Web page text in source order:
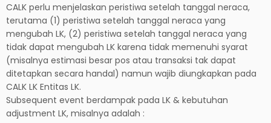
CALK perlu menjelaskan peristiwa setelah tanggal neraca,
terutama (1) peristiwa setelah tanggal neraca yang
mengubah LK, (2) peristiwa setelah tanggal neraca yang
tidak dapat mengubah LK karena tidak memenuhi syarat
(misalnya estimasi besar pos atau transaksi tak dapat
ditetapkan secara handal) namun wajib diungkapkan pada
CALK LK Entitas LK.
Subsequent event berdampak pada LK & kebutuhan
adjustment LK, misalnya adalah :